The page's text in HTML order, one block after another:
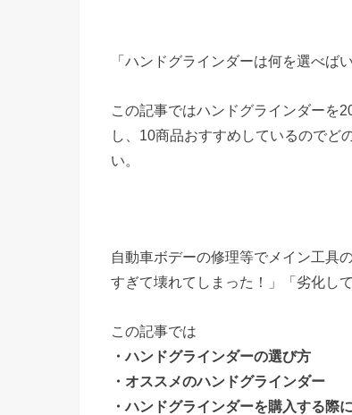
「ハンドグラインダーは何を選べば
この記事ではハンドグラインダーを
し、10商品おすすめしているのでど
い。
自動車ボデーの修理等でメイン工具
すぎて壊れてしまった！」「劣化し
この記事では
・ハンドグラインダーの選び方
・オススメのハンドグラインダー
・ハンドグラインダーを購入する際